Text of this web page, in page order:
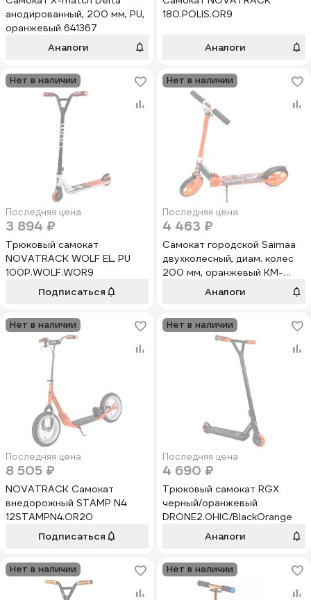
анодированный, 200 мм, PU,
оранжевый 641367
Аналоги
180.POLIS.OR9
Аналоги
Нет в наличии
Последняя цена
3 894 ₽
Трюковый самокат
NOVATRACK WOLF EL, PU
100P.WOLF.WOR9
Подписаться
Нет в наличии
Последняя цена
4 463 ₽
Самокат городской Saimaa
двухколесный, диам. колес
200 мм, оранжевый KM-
897/SK-01(оранжевый)
Аналоги
Нет в наличии
Последняя цена
8 505 ₽
NOVATRACK Самокат
внедорожный STAMP N4
12STAMPN4.OR20
Подписаться
Нет в наличии
Последняя цена
4 690 ₽
Трюковый самокат RGX
черный/оранжевый
DRONE2.0HIC/BlackOrange
Аналоги
Нет в наличии Нет в наличии